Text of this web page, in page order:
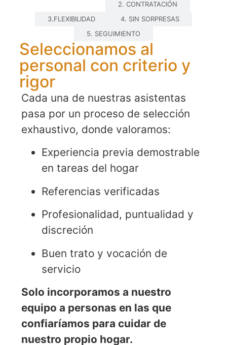
2. CONTRATACIÓN
3.FLEXIBILIDAD
4. SIN SORPRESAS
5. SEGUIMIENTO
Seleccionamos al
personal con criterio y
rigor
Cada una de nuestras asistentas
pasa por un proceso de selección
exhaustivo, donde valoramos:
Experiencia previa demostrable
en tareas del hogar
Referencias verificadas
Profesionalidad, puntualidad y
discreción
Buen trato y vocación de
servicio
Solo incorporamos a nuestro
equipo a personas en las que
confiaríamos para cuidar de
nuestro propio hogar.